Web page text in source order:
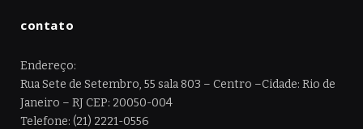
contato
Endereço:
Rua Sete de Setembro, 55 sala 803 – Centro –Cidade: Rio de
Janeiro – RJ CEP: 20050-004
Telefone: (21) 2221-0556